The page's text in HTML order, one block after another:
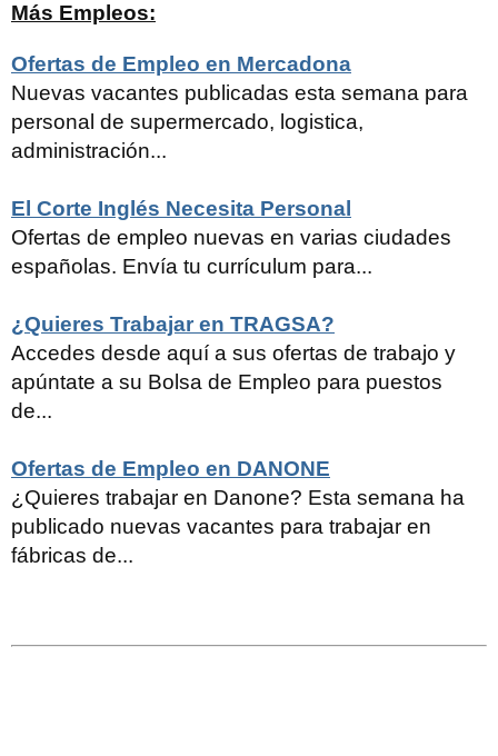
Más Empleos:
Ofertas de Empleo en Mercadona
Nuevas vacantes publicadas esta semana para
personal de supermercado, logistica,
administración...
El Corte Inglés Necesita Personal
Ofertas de empleo nuevas en varias ciudades
españolas. Envía tu currículum para...
¿Quieres Trabajar en TRAGSA?
Accedes desde aquí a sus ofertas de trabajo y
apúntate a su Bolsa de Empleo para puestos
de...
Ofertas de Empleo en DANONE
¿Quieres trabajar en Danone? Esta semana ha
publicado nuevas vacantes para trabajar en
fábricas de...